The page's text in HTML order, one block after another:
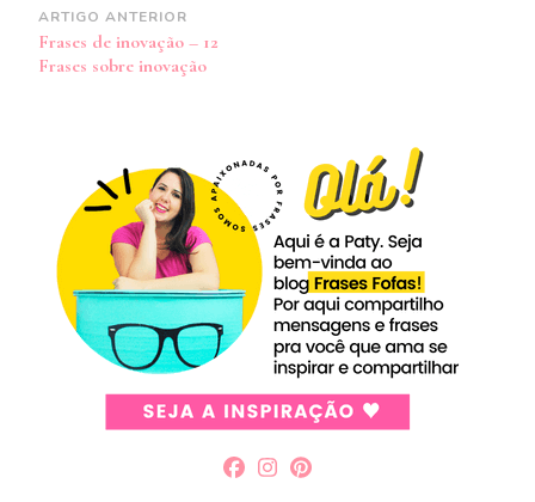
Navegação
de
ARTIGO ANTERIOR
Frases de inovação – 12
Frases sobre inovação